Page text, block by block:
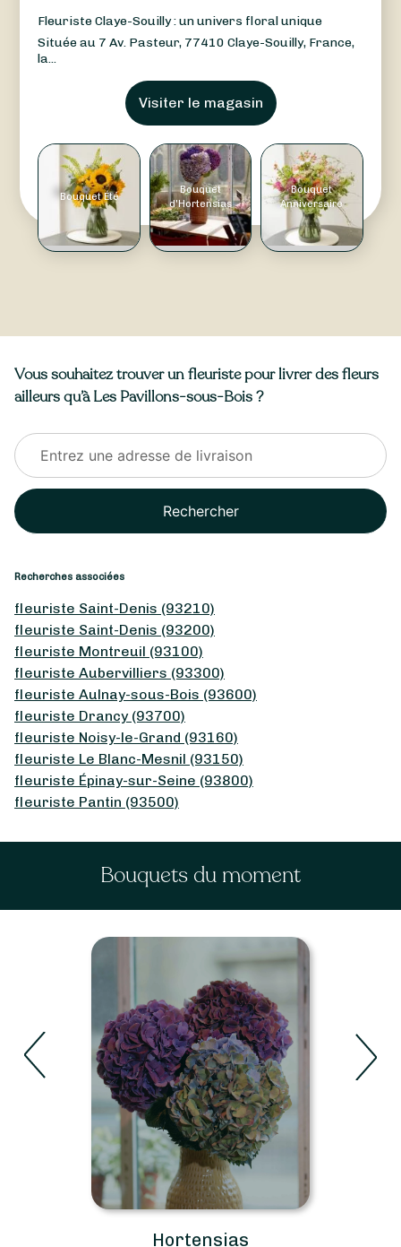
Fleuriste Claye-Souilly : un univers floral unique
Située au 7 Av. Pasteur, 77410 Claye-Souilly, France,
la...
Visiter le magasin
Bouquet Été
Bouquet
d'Hortensias
Bouquet
Anniversaire
Vous souhaitez trouver un fleuriste pour livrer des fleurs
ailleurs qu’à Les Pavillons-sous-Bois ?
Rechercher
Recherches associées
fleuriste Saint-Denis (93210)
fleuriste Saint-Denis (93200)
fleuriste Montreuil (93100)
fleuriste Aubervilliers (93300)
fleuriste Aulnay-sous-Bois (93600)
fleuriste Drancy (93700)
fleuriste Noisy-le-Grand (93160)
fleuriste Le Blanc-Mesnil (93150)
fleuriste Épinay-sur-Seine (93800)
fleuriste Pantin (93500)
Bouquets du moment
Roses
Voir les bouquets